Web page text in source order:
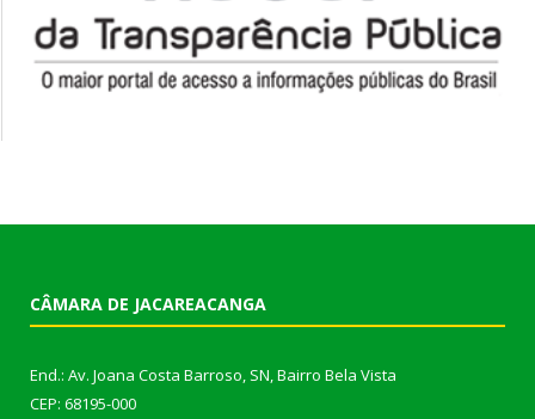
CÂMARA DE JACAREACANGA
End.: Av. Joana Costa Barroso, SN, Bairro Bela Vista
CEP: 68195-000